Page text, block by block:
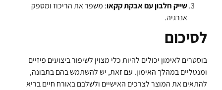
שייק חלבון עם אבקת קקאו: משפר את הריכוז ומספק
אנרגיה.
לסיכום
בוסטרים לאימון יכולים להיות כלי מצוין לשיפור ביצועים פיזיים
ומנטליים במהלך האימון. עם זאת, יש להשתמש בהם בתבונה,
להתאים את המוצר לצרכים האישיים ולשלבם באורח חיים בריא